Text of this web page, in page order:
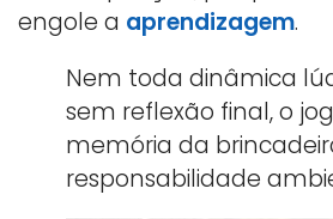
engole a aprendizagem.
Nem toda dinâmica
sem reflexão final, o
memória da
responsabilidade